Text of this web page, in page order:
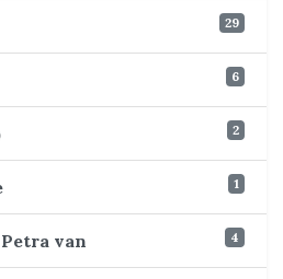
29
6
2
1
van 4